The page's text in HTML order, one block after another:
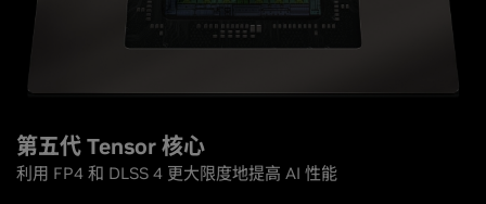
第五代 Tensor 核心
利用 FP4 和 DLSS 4 更大限度地提高 AI 性能